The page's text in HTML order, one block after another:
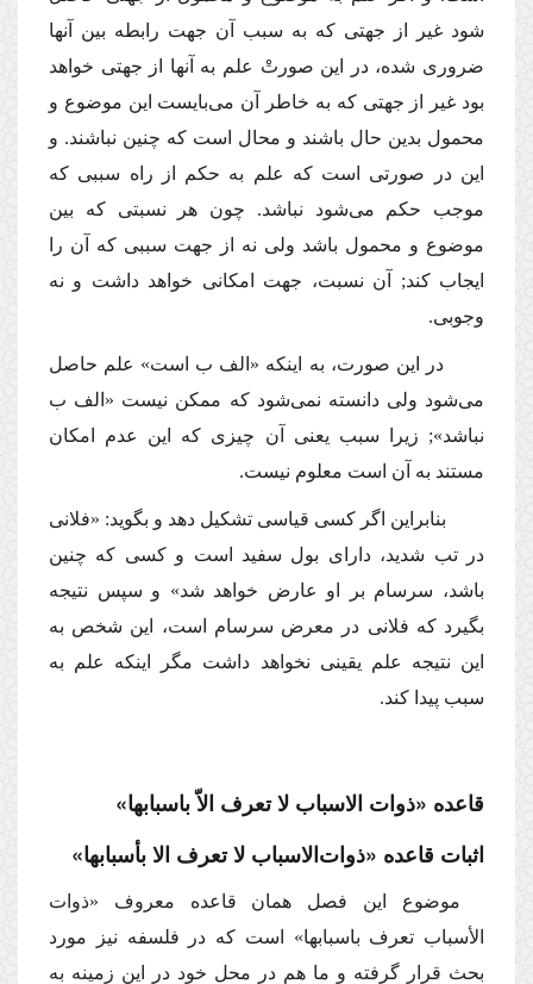
شود غیر از جهتی كه به سبب آن جهت رابطه بین آنها
ضروری شده، در این صورتْ علم به آنها از جهتی خواهد
بود غیر از جهتی كه به خاطر آن می‌بایست این موضوع و
محمول بدین حال باشند و محال است كه چنین نباشند. و
این در صورتی است كه علم به حكم از راه سببی كه
موجب حكم می‌شود نباشد. چون هر نسبتی كه بین
موضوع و محمول باشد ولی نه از جهت سببی كه آن را
ایجاب كند; آن نسبت، جهت امكانی خواهد داشت و نه
وجوبی.
در این صورت، به اینكه «الف ب است» علم حاصل
می‌شود ولی دانسته نمی‌شود كه ممكن نیست «الف ب
نباشد»; زیرا سبب یعنی آن چیزی كه این عدم امكان
مستند به آن است معلوم نیست.
بنابراین اگر كسی قیاسی تشكیل دهد و بگوید: «فلانی
در تب شدید، دارای بول سفید است و كسی كه چنین
باشد، سرسام بر او عارض خواهد شد» و سپس نتیجه
بگیرد كه فلانی در معرض سرسام است، این شخص به
این نتیجه علم یقینی نخواهد داشت مگر اینكه علم به
سبب پیدا كند.
قاعده «ذوات الاسباب لا تعرف الاّ باسبابها»
اثبات قاعده «ذوات‌الاسباب لا تعرف الا بأسبابها»
موضوع این فصل همان قاعده معروف «ذوات
الأسباب تعرف باسبابها» است كه در فلسفه نیز مورد
بحث قرار گرفته و ما هم در محل خود در این زمینه به